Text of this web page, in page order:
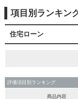
項目別ランキン
住宅ローン
評価項目別ランキング
商品内容